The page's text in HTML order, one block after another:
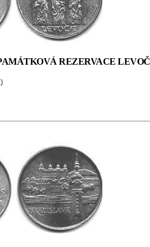
REZERVACE
)